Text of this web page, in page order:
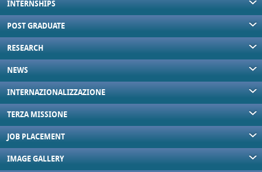
INTERNSHIPS
POST GRADUATE
RESEARCH
NEWS
INTERNAZIONALIZZAZIONE
TERZA MISSIONE
JOB PLACEMENT
IMAGE GALLERY